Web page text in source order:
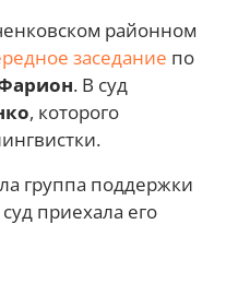
районном
заседание по
. В суд
, которого
группа поддержки
приехала его